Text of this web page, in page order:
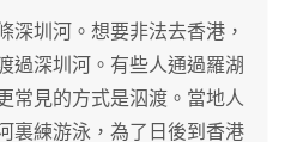
深圳河。想要非法去香港，
過深圳河。有些人通過羅湖
常見的方式是泅渡。當地人
裏練游泳，為了日後到香港